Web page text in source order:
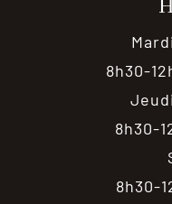
8h30-
8h30-
8h30-